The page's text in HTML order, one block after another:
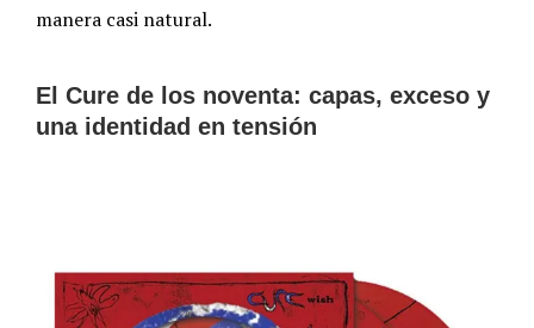
manera casi natural.
El Cure de los noventa: capas, exceso y
una identidad en tensión